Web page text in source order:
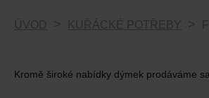
ÚVOD KUŘÁCKÉ POTŘEBY
Kromě široké nabídky dýmek prodáváme